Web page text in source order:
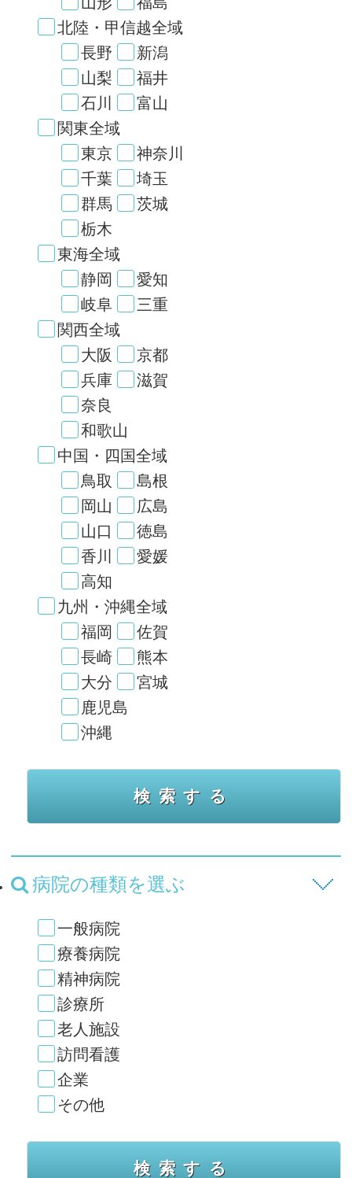
北陸・甲信越全域
長野
新潟
山梨
福井
石川
富山
関東全域
東京
神奈川
千葉
埼玉
群馬
茨城
栃木
東海全域
静岡
愛知
岐阜
三重
関西全域
大阪
京都
兵庫
滋賀
奈良
和歌山
中国・四国全域
鳥取
島根
岡山
広島
山口
徳島
香川
愛媛
高知
九州・沖縄全域
福岡
佐賀
長崎
熊本
大分
宮城
鹿児島
沖縄
病院の種類を選ぶ
一般病院
療養病院
精神病院
診療所
老人施設
訪問看護
企業
その他